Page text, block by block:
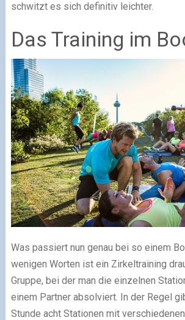
schwitzt es sich definitiv leichter.
Das Training im
Was passiert nun genau bei so einem
wenigen Worten ist ein Zirkeltraining
Gruppe, bei der man die einzelnen
einem Partner absolviert. In der Regel
Stunde acht Stationen mit